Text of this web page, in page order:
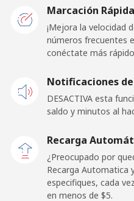
Togo
Línea fija ⁦45.9c⁩
Tokelau
country
⁦252.5c⁩
Tonga
Marcación Rápida
¡Mejora la velocidad
números frecuentes
conéctate más
Notificaciones de
DESACTIVA esta
saldo y minutos al
Recarga
¿Preocupado por
Recarga Automatica
especifiques, cada
en menos de ⁦$5⁩.